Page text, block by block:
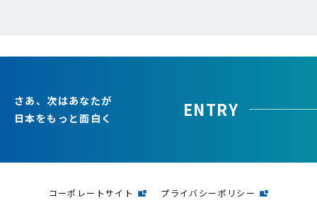
さあ、次はあなたが
日本をもっと面白く
ENTRY
コーポレートサイト プライバシーポリシー